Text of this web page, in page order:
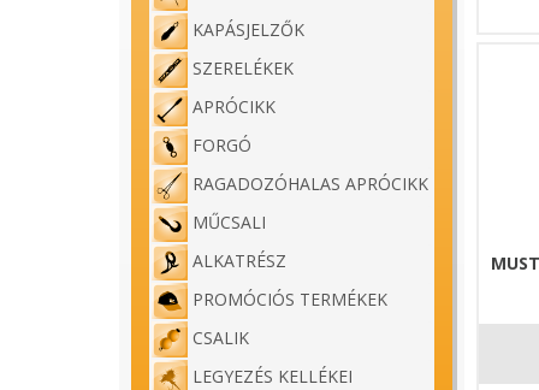
KAPÁSJELZŐK
SZERELÉKEK
APRÓCIKK
FORGÓ
RAGADOZÓHALAS APRÓCIKK
MŰCSALI
ALKATRÉSZ
PROMÓCIÓS TERMÉKEK
CSALIK
LEGYEZÉS KELLÉKEI